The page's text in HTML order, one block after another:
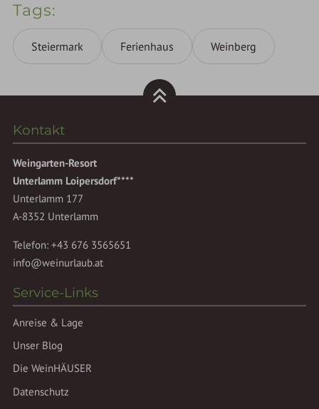
Tags
Steiermark Ferienhaus Weinberg
Kontakt
Weingarten-Resort
Unterlamm Loipersdorf****
Unterlamm 177
A-8352 Unterlamm
Telefon:+43 676 3565651
info@weinurlaub.at
Service-Links
Anreise & Lage
Unser Blog
Die WeinHÄUSER
Datenschutz